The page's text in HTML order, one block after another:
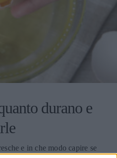
durano e
e in che modo capire se